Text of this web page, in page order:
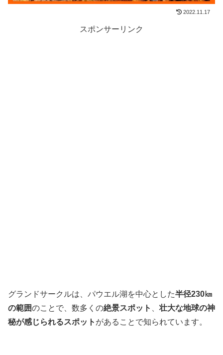
2022.11.17
スポンサーリンク
グランドサークルは、パウエル湖を中心とした半径230㎞
の範囲のことで、数多くの絶景スポット 、壮大な地球の神
秘が感じられるスポット があることで知られています。